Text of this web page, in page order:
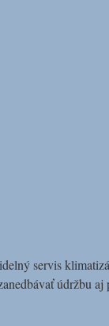
servis
údržbu aj